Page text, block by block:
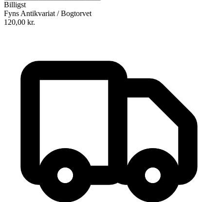
Politikens kunstnerhåndbog
9788756770996
Forlag:
Politikens Forlag
19. februar 2004
Billigst
Fyns Antikvariat / Bogtorvet
120,00 kr.